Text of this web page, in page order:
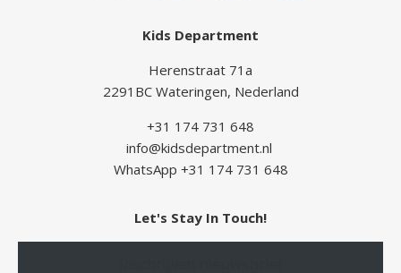
Kids Department
Herenstraat 71a
2291BC Wateringen, Nederland
+31 174 731 648
info@kidsdepartment.nl
WhatsApp +31 174 731 648
Let's Stay In Touch!